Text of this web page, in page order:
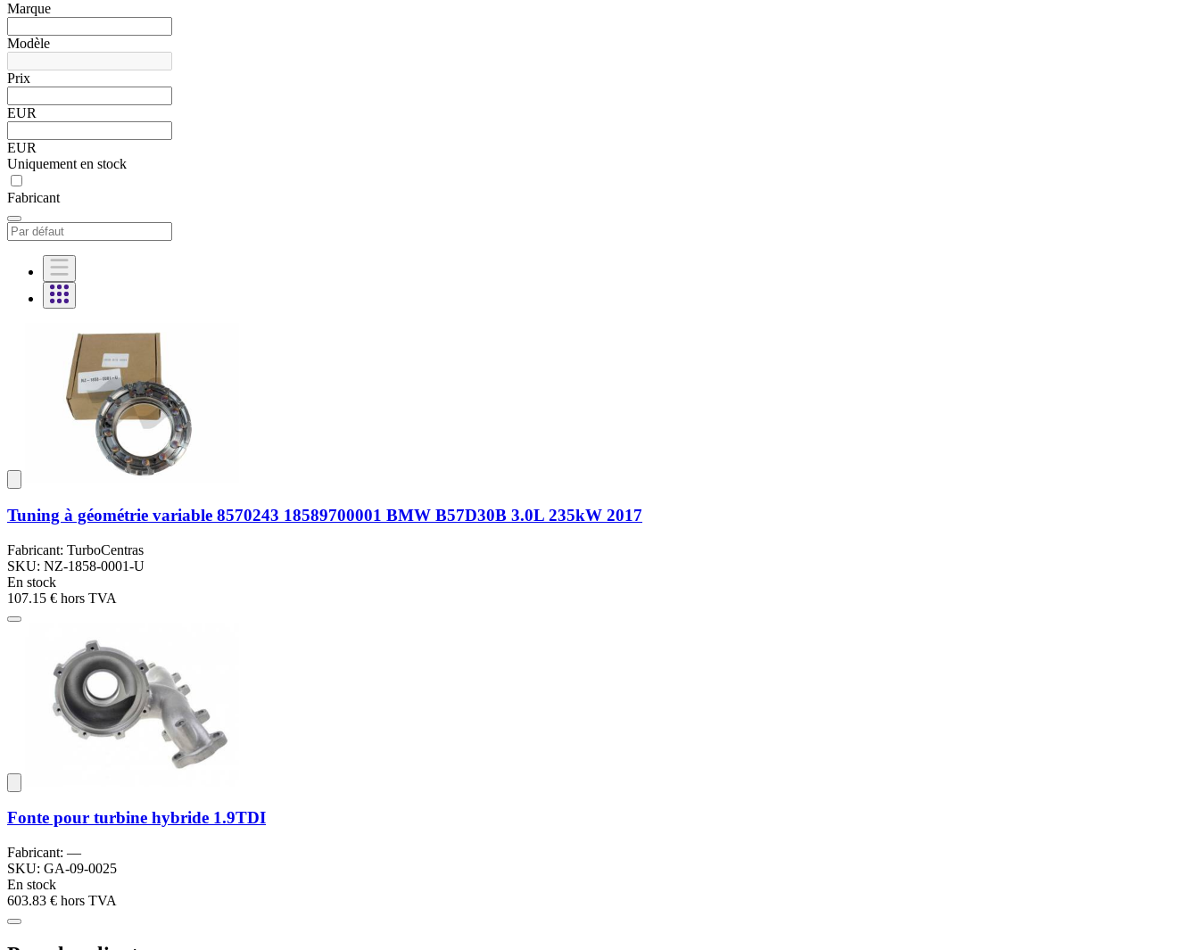
Marque
Modèle
Prix
EUR
EUR
Uniquement en stock
Fabricant
Tuning à géométrie variable 8570243 18589700001 BMW B57D30B 3.0L 235kW 2017
Fabricant: TurboCentras
SKU: NZ-1858-0001-U
En stock
107.15 € hors TVA
Fonte pour turbine hybride 1.9TDI
Fabricant: —
SKU: GA-09-0025
En stock
603.83 € hors TVA